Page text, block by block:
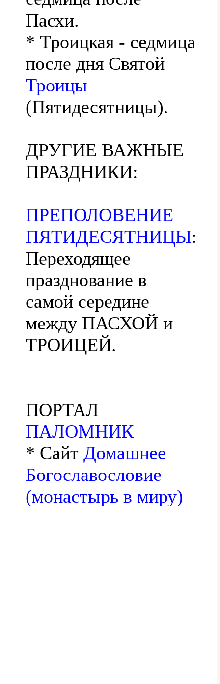
Пасхи.
* Троицкая - седмица
после дня Святой
Троицы
(Пятидесятницы).
ДРУГИЕ ВАЖНЫЕ
ПРАЗДНИКИ:
ПРЕПОЛОВЕНИЕ
ПЯТИДЕСЯТНИЦЫ:
Переходящее
празднование в
самой середине
между ПАСХОЙ и
ТРОИЦЕЙ.
ПОРТАЛ
ПАЛОМНИК
* Сайт Домашнее
Богославословие
(монастырь в миру)